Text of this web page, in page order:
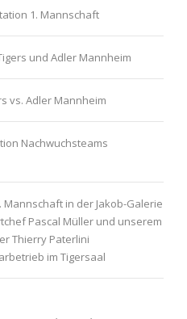
1. Mannschaft
und Adler Mannheim
vs. Adler Mannheim
Nachwuchsteams
in der Jakob-Galerie
Pascal Müller und unserem
Thierry Paterlini
im Tigersaal